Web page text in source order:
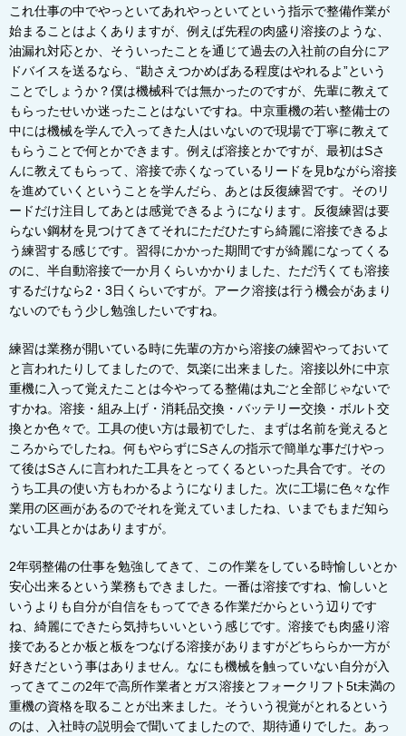
これ仕事の中でやっといてあれやっといてという指示で整備作業が
始まることはよくありますが、例えば先程の肉盛り溶接のような、
油漏れ対応とか、そういったことを通じて過去の入社前の自分にア
ドバイスを送るなら、“勘さえつかめばある程度はやれるよ”という
ことでしょうか？僕は機械科では無かったのですが、先輩に教えて
もらったせいか迷ったことはないですね。中京重機の若い整備士の
中には機械を学んで入ってきた人はいないので現場で丁寧に教えて
もらうことで何とかできます。例えば溶接とかですが、最初はSさ
んに教えてもらって、溶接で赤くなっているリードを見bながら溶接
を進めていくということを学んだら、あとは反復練習です。そのリ
ードだけ注目してあとは感覚できるようになります。反復練習は要
らない鋼材を見つけてきてそれにただひたすら綺麗に溶接できるよ
う練習する感じです。習得にかかった期間ですが綺麗になってくる
のに、半自動溶接で一か月くらいかかりました、ただ汚くても溶接
するだけなら2 ・ 3日くらいですが。アーク溶接は行う機会があまり
ないのでもう少し勉強したいですね。
練習は業務が開いている時に先輩の方から溶接の練習やっておいて
と言われたりしてましたので、気楽に出来ました。溶接以外に中京
重機に入って覚えたことは今やってる整備は丸ごと全部じゃないで
すかね。溶接・組み上げ・消耗品交換・バッテリー交換・ボルト交
換とか色々で。工具の使い方は最初でした、まずは名前を覚えると
ころからでしたね。何もやらずにSさんの指示で簡単な事だけやっ
て後はSさんに言われた工具をとってくるといった具合です。その
うち工具の使い方もわかるようになりました。次に工場に色々な作
業用の区画があるのでそれを覚えていましたね、いまでもまだ知ら
ない工具とかはありますが。
2年弱整備の仕事を勉強してきて、この作業をしている時愉しいとか
安心出来るという業務もできました。一番は溶接ですね、愉しいと
いうよりも自分が自信をもってできる作業だからという辺りです
ね、綺麗にできたら気持ちいいという感じです。溶接でも肉盛り溶
接であるとか板と板をつなげる溶接がありますがどちららか一方が
好きだという事はありません。なにも機械を触っていない自分が入
ってきてこの2年で高所作業者とガス溶接とフォークリフト5t未満の
重機の資格を取ることが出来ました。そういう視覚がとれるという
のは、入社時の説明会で聞いてましたので、期待通りでした。あっ